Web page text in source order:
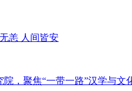
恙 人间皆安
，聚焦“一带一路”汉学与文